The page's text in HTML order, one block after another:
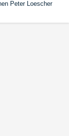
Peter Loescher